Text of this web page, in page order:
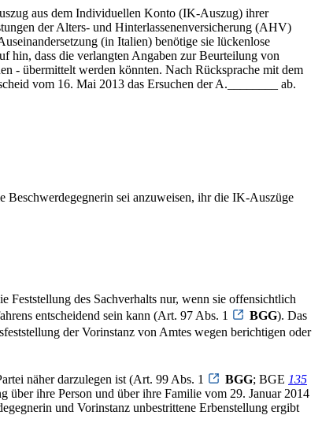
aus dem Individuellen Konto (IK-Auszug) ihrer
der Alters- und Hinterlassenenversicherung (AHV)
(in Italien) benötige sie lückenlose
hin, dass die verlangten Angaben zur Beurteilung von
- übermittelt werden könnten. Nach Rücksprache mit dem
vom 16. Mai 2013 das Ersuchen der A.________ ab.
Beschwerdegegnerin sei anzuweisen, ihr die IK-Auszüge
Feststellung des Sachverhalts nur, wenn sie offensichtlich
entscheidend sein kann (Art. 97 Abs. 1 BGG). Das
der Vorinstanz von Amtes wegen berichtigen oder
näher darzulegen ist (Art. 99 Abs. 1 BGG; BGE 135
ihre Person und über ihre Familie vom 29. Januar 2014
und Vorinstanz unbestrittene Erbenstellung ergibt